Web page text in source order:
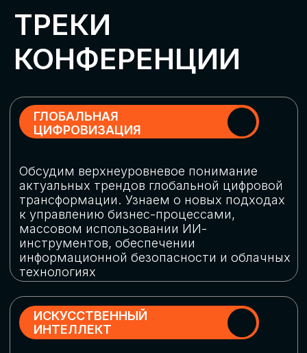
Выясним, как в наши дни уверенно
защищать свой бизнес от киберугроз
ЦИФРОВИЗАЦИЯ
МАРКЕТИНГА И ПРОДАЖ
Обменяемся опытом, какие ИИ-решения
в маркетинге и продажах наиболее
рекламными кампаниями показывают
наибольшую эффективность
РОБОТИЗАЦИЯ
Узнаем, в каких отраслях ИИ
«материализуется», какие роботы
решают сложные бизнес-задачи, а где
только обсуждают концепции
роботизации и потенциальные бюджеты
на тестирование образцов